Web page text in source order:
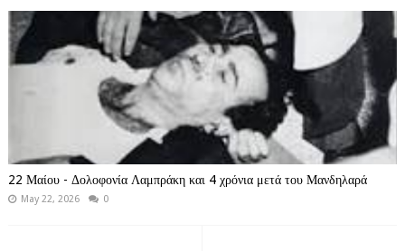
22 Μαίου - Δολοφονία Λαμπράκη και 4 χρόνια μετά του Μανδηλαρά
May 22, 2026 0